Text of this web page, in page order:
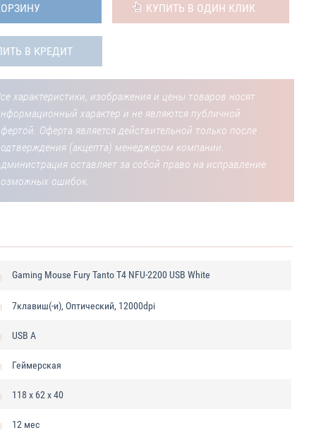
КУПИТЬ В ОДИН КЛИК
В КРЕДИТ
характеристики, изображения и цены товаров носят
характер и не являются публичной
Оферта является действительной только после
(акцепта) менеджером компании.
оставляет за собой право на исправление
ошибок.
Gaming Mouse Fury Tanto T4 NFU-2200 USB White
7клавиш(-и), Оптический, 12000dpi
USB A
Геймерская
118 х 62 х 40
12 мес